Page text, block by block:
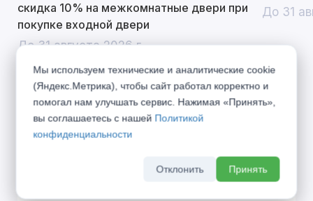
скидка 10% на межкомнатные двери при
покупке входной двери
До 31 августа 2026 г
До 31
Описание
Двери Премиум обладают высокими
показателями по взломостойкости, шумо и
Мы используем технические и аналитические cookie
(Яндекс.Метрика), чтобы сайт работал корректно и
помогал нам улучшать сервис. Нажимая «Принять»,
вы соглашаетесь с нашей Политикой
конфиденциальности
Отклонить Принять